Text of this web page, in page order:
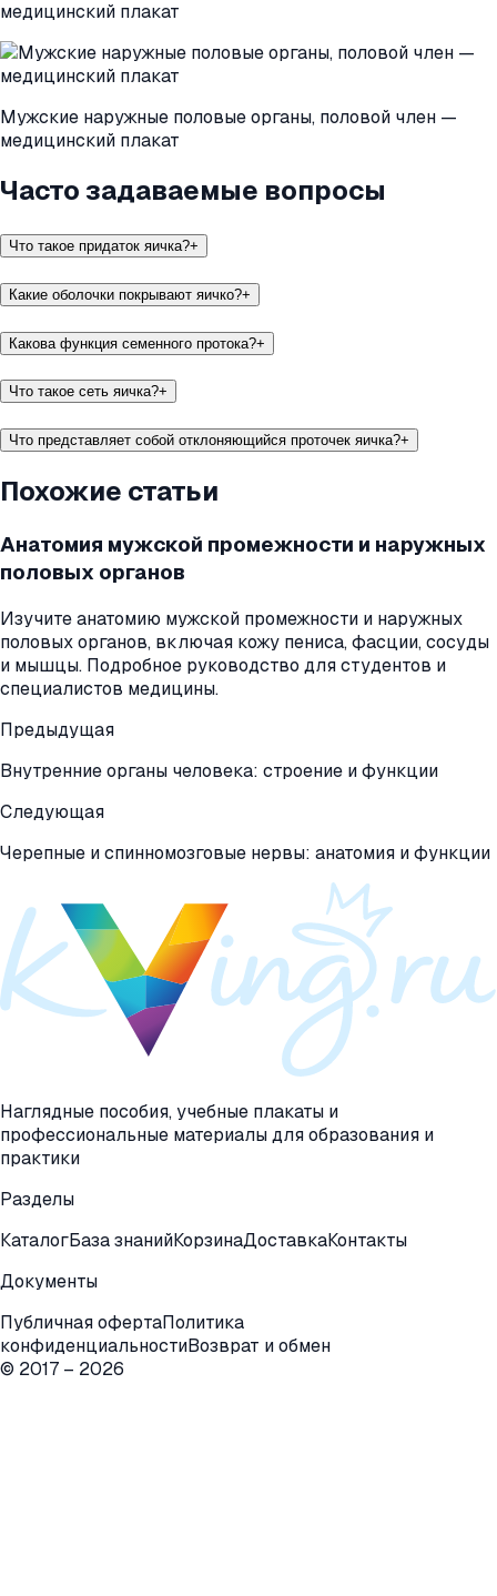
медицинский плакат
Мужские наружные половые органы, половой член —
медицинский плакат
Часто задаваемые вопросы
Что такое придаток яичка?+
Какие оболочки покрывают яичко?+
Какова функция семенного протока?+
Что такое сеть яичка?+
Что представляет собой отклоняющийся проточек яичка?+
Похожие статьи
Анатомия мужской промежности и наружных
половых органов
Изучите анатомию мужской промежности и наружных
половых органов, включая кожу пениса, фасции, сосуды
и мышцы. Подробное руководство для студентов и
специалистов медицины.
Предыдущая
Внутренние органы человека: строение и функции
Следующая
Черепные и спинномозговые нервы: анатомия и функции
Наглядные пособия, учебные плакаты и
профессиональные материалы для образования и
практики
Разделы
КаталогБаза знанийКорзинаДоставкаКонтакты
Документы
Публичная офертаПолитика
конфиденциальностиВозврат и обмен
© 2017 – 2026